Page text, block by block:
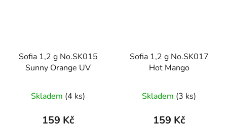
Sofia 1,2 g No.SK015
Sunny Orange UV
Skladem (4 ks)
159 Kč
Sofia 1,2 g No.SK017
Hot Mango
Skladem (3 ks)
159 Kč